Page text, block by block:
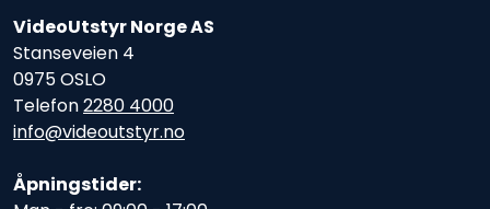
VideoUtstyr Norge AS
Stanseveien 4
0975 OSLO
Telefon2280 4000
info@videoutstyr.no
Åpningstider: